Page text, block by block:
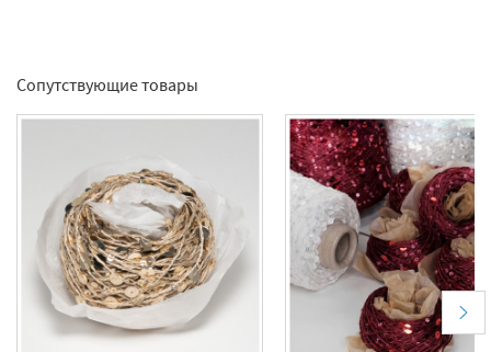
Отправить
Сопутствующие товары